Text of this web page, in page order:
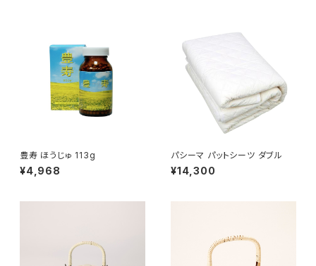
豊寿 ほうじゅ 113g
¥4,968
パシーマ パットシーツ ダブル
¥14,300